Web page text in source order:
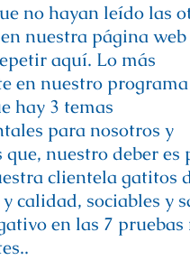
no hayan leído las
nuestra página web
aquí. Lo más
en nuestro
hay 3 temas
para nosotros y
que, nuestro deber es
clientela gatitos
calidad, sociables y
en las 7 pruebas